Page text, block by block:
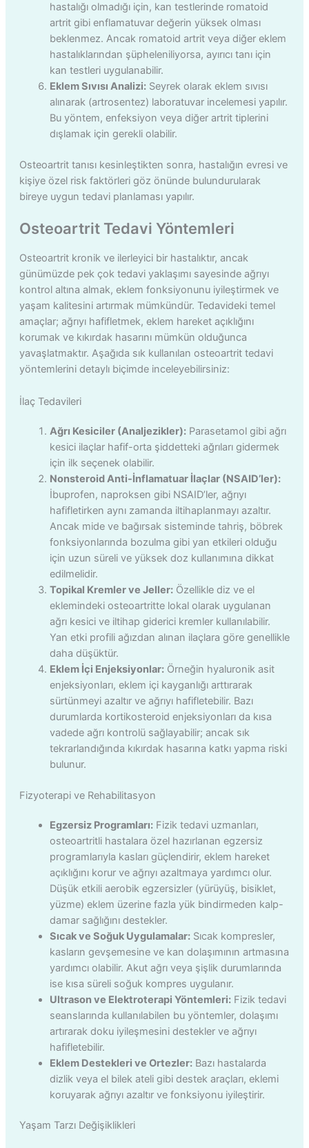
hastalığı olmadığı için, kan testlerinde romatoid
artrit gibi enflamatuvar değerin yüksek olması
beklenmez. Ancak romatoid artrit veya diğer eklem
hastalıklarından şüpheleniliyorsa, ayırıcı tanı için
kan testleri uygulanabilir.
Eklem Sıvısı Analizi:Seyrek olarak eklem sıvısı
alınarak (artrosentez) laboratuvar incelemesi yapılır.
Bu yöntem, enfeksiyon veya diğer artrit tiplerini
dışlamak için gerekli olabilir.
Osteoartrit tanısı kesinleştikten sonra, hastalığın evresi ve
kişiye özel risk faktörleri göz önünde bulundurularak
bireye uygun tedavi planlaması yapılır.
Osteoartrit Tedavi Yöntemleri
Osteoartrit kronik ve ilerleyici bir hastalıktır, ancak
günümüzde pek çok tedavi yaklaşımı sayesinde ağrıyı
kontrol altına almak, eklem fonksiyonunu iyileştirmek ve
yaşam kalitesini artırmak mümkündür. Tedavideki temel
amaçlar; ağrıyı hafifletmek, eklem hareket açıklığını
korumak ve kıkırdak hasarını mümkün olduğunca
yavaşlatmaktır. Aşağıda sık kullanılan osteoartrit tedavi
yöntemlerini detaylı biçimde inceleyebilirsiniz:
İlaç Tedavileri
Ağrı Kesiciler (Analjezikler):Parasetamol gibi ağrı
kesici ilaçlar hafif-orta şiddetteki ağrıları gidermek
için ilk seçenek olabilir.
Nonsteroid Anti-İnflamatuar İlaçlar (NSAID’ler):
İbuprofen, naproksen gibi NSAID’ler, ağrıyı
hafifletirken aynı zamanda iltihaplanmayı azaltır.
Ancak mide ve bağırsak sisteminde tahriş, böbrek
fonksiyonlarında bozulma gibi yan etkileri olduğu
için uzun süreli ve yüksek doz kullanımına dikkat
edilmelidir.
Topikal Kremler ve Jeller:Özellikle diz ve el
eklemindeki osteoartritte lokal olarak uygulanan
ağrı kesici ve iltihap giderici kremler kullanılabilir.
Yan etki profili ağızdan alınan ilaçlara göre genellikle
daha düşüktür.
Eklem İçi Enjeksiyonlar:Örneğin hyaluronik asit
enjeksiyonları, eklem içi kayganlığı arttırarak
sürtünmeyi azaltır ve ağrıyı hafifletebilir. Bazı
durumlarda kortikosteroid enjeksiyonları da kısa
vadede ağrı kontrolü sağlayabilir; ancak sık
tekrarlandığında kıkırdak hasarına katkı yapma riski
bulunur.
Fizyoterapi ve Rehabilitasyon
Egzersiz Programları:Fizik tedavi uzmanları,
osteoartritli hastalara özel hazırlanan egzersiz
programlarıyla kasları güçlendirir, eklem hareket
açıklığını korur ve ağrıyı azaltmaya yardımcı olur.
Düşük etkili aerobik egzersizler (yürüyüş, bisiklet,
yüzme) eklem üzerine fazla yük bindirmeden kalp-
damar sağlığını destekler.
Sıcak ve Soğuk Uygulamalar:Sıcak kompresler,
kasların gevşemesine ve kan dolaşımının artmasına
yardımcı olabilir. Akut ağrı veya şişlik durumlarında
ise kısa süreli soğuk kompres uygulanır.
Ultrason ve Elektroterapi Yöntemleri:Fizik tedavi
seanslarında kullanılabilen bu yöntemler, dolaşımı
artırarak doku iyileşmesini destekler ve ağrıyı
hafifletebilir.
Eklem Destekleri ve Ortezler:Bazı hastalarda
dizlik veya el bilek ateli gibi destek araçları, eklemi
koruyarak ağrıyı azaltır ve fonksiyonu iyileştirir.
Yaşam Tarzı Değişiklikleri